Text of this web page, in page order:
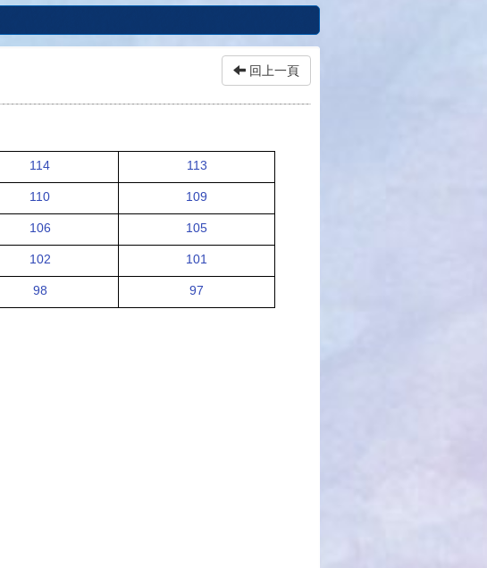
回上一頁
114 113
110 109
106 105
102 101
98 97